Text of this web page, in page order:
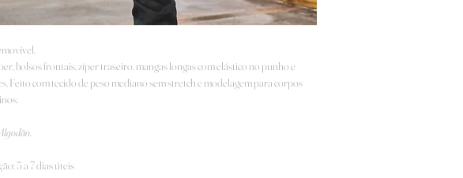
bolsos frontais, zíper traseiro, mangas longas com elástico no punho e
Feito com tecido de peso mediano sem stretch e modelagem para corpos
5 a 7 dias úteis